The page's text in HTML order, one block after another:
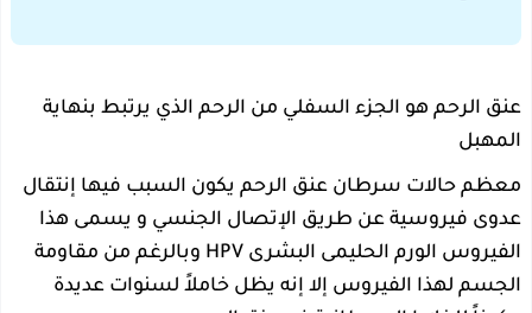
عنق الرحم هو الجزء السفلي من الرحم الذي يرتبط بنهاية
المهبل
معظم حالات سرطان عنق الرحم يكون السبب فيها إنتقال
عدوى فيروسية عن طريق الإتصال الجنسي و يسمى هذا
الفيروس الورم الحليمى البشرى HPV وبالرغم من مقاومة
الجسم لهذا الفيروس إلا إنه يظل خاملاً لسنوات عديدة